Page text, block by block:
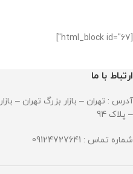
ارتباط با ما
– پلاک 94
شماره تماس : 09124727641